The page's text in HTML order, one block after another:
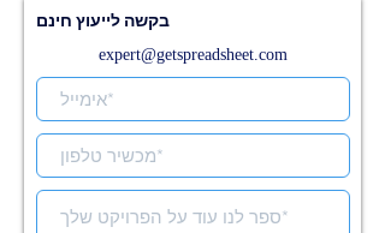
בקשה לייעוץ חינם
expert@getspreadsheet.com